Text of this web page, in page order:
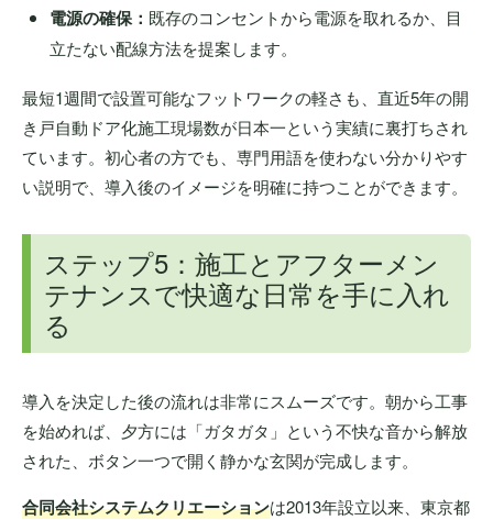
電源の確保： 既存のコンセントから電源を取れるか、目
立たない配線方法を提案します。
最短1週間で設置可能なフットワークの軽さも、直近5年の開
き戸自動ドア化施工現場数が日本一という実績に裏打ちされ
ています。初心者の方でも、専門用語を使わない分かりやす
い説明で、導入後のイメージを明確に持つことができます。
ステップ5：施工とアフターメン
テナンスで快適な日常を手に入れ
る
導入を決定した後の流れは非常にスムーズです。朝から工事
を始めれば、夕方には「ガタガタ」という不快な音から解放
された、ボタン一つで開く静かな玄関が完成します。
合同会社システムクリエーションは2013年設立以来、東京都